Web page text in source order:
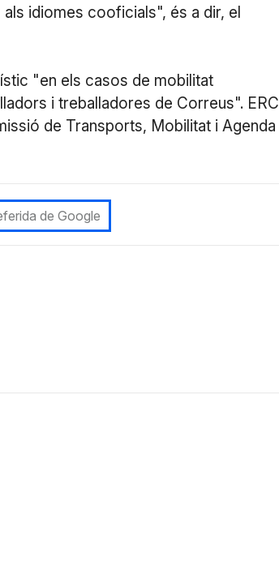
idiomes cooficials", és a dir, el
"en els casos de mobilitat
i treballadores de Correus". ERC
de Transports, Mobilitat i Agenda
de Google